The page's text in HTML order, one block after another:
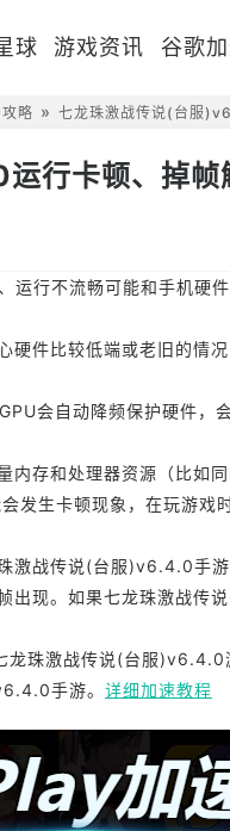
球 游戏资讯 谷歌
略 七龙珠激战传说(台服
行卡顿、掉帧
行不流畅可能和手机硬
硬件比较低端或老旧的情
会自动降频保护硬件，
内存和处理器资源（比如
发生卡顿现象，在玩游戏
激战传说(台服)v6.4.0手
出现。如果七龙珠激战传
龙珠激战传说(台服)v6.4.0
手游。 详细加速教程